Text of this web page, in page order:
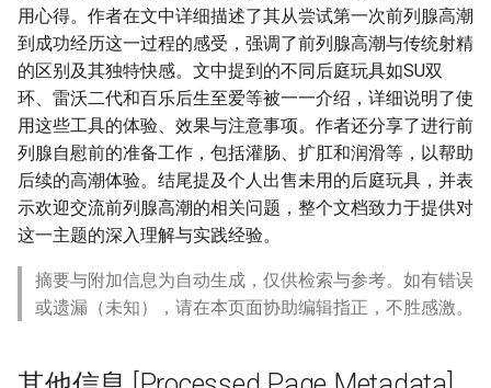
用心得。作者在文中详细描述了其从尝试第一次前列腺高潮
到成功经历这一过程的感受，强调了前列腺高潮与传统射精
的区别及其独特快感。文中提到的不同后庭玩具如SU双
环、雷沃二代和百乐后生至爱等被一一介绍，详细说明了使
用这些工具的体验、效果与注意事项。作者还分享了进行前
列腺自慰前的准备工作，包括灌肠、扩肛和润滑等，以帮助
后续的高潮体验。结尾提及个人出售未用的后庭玩具，并表
示欢迎交流前列腺高潮的相关问题，整个文档致力于提供对
这一主题的深入理解与实践经验。
摘要与附加信息为自动生成，仅供检索与参考。如有错误
或遗漏（未知），请在本页面协助编辑指正，不胜感激。